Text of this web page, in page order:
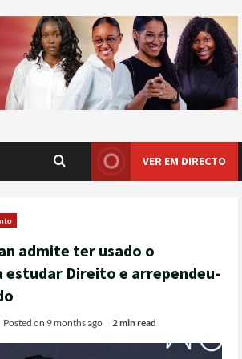
VER EM DIRECTO
admite ter usado o
estudar Direito e arrependeu-
Posted on 9 months ago 2 min read